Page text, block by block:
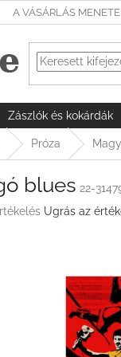
A VÁSÁRLÁS MENETE
Zászlók és kokárdák
Próza
blues 22-
Ugrás az